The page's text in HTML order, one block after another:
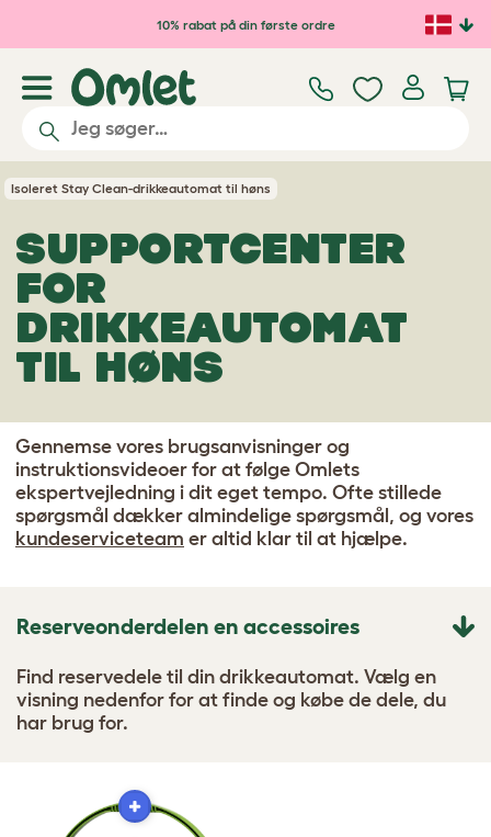
Gå til hovedindhold10% rabat på din første ordre
Isoleret Stay Clean-drikkeautomat til høns
SUPPORTCENTER
FOR
DRIKKEAUTOMAT
TIL HØNS
Gennemse vores brugsanvisninger og
instruktionsvideoer for at følge Omlets
ekspertvejledning i dit eget tempo. Ofte stillede
spørgsmål dækker almindelige spørgsmål, og vores
kundeserviceteam er altid klar til at hjælpe.
Reserveonderdelen en accessoires
Find reservedele til din drikkeautomat. Vælg en
visning nedenfor for at finde og købe de dele, du
har brug for.